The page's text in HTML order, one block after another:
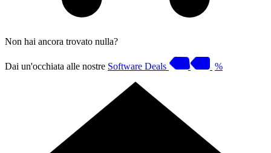
Non hai ancora trovato nulla?
Dai un'occhiata alle nostre Software Deals %